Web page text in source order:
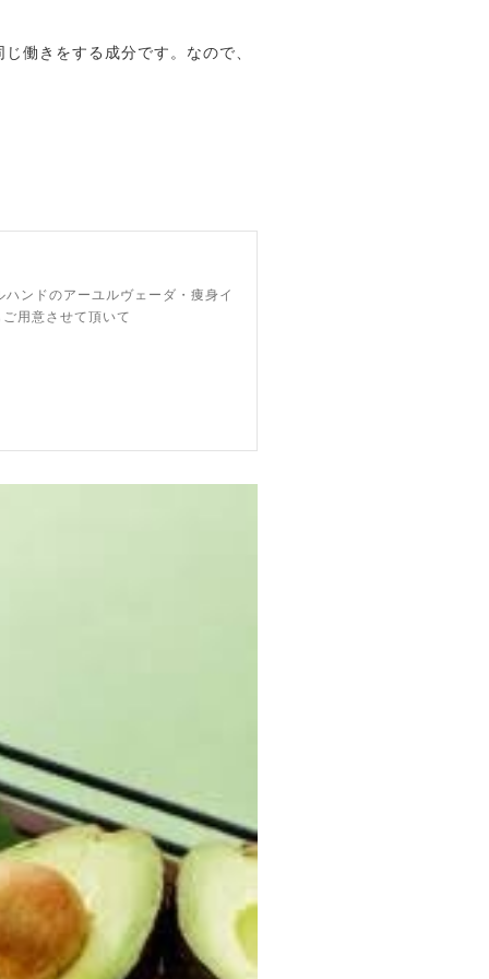
働きをする成分です。なので、
ンドのアーユルヴェーダ・痩身イ
用意させて頂いて